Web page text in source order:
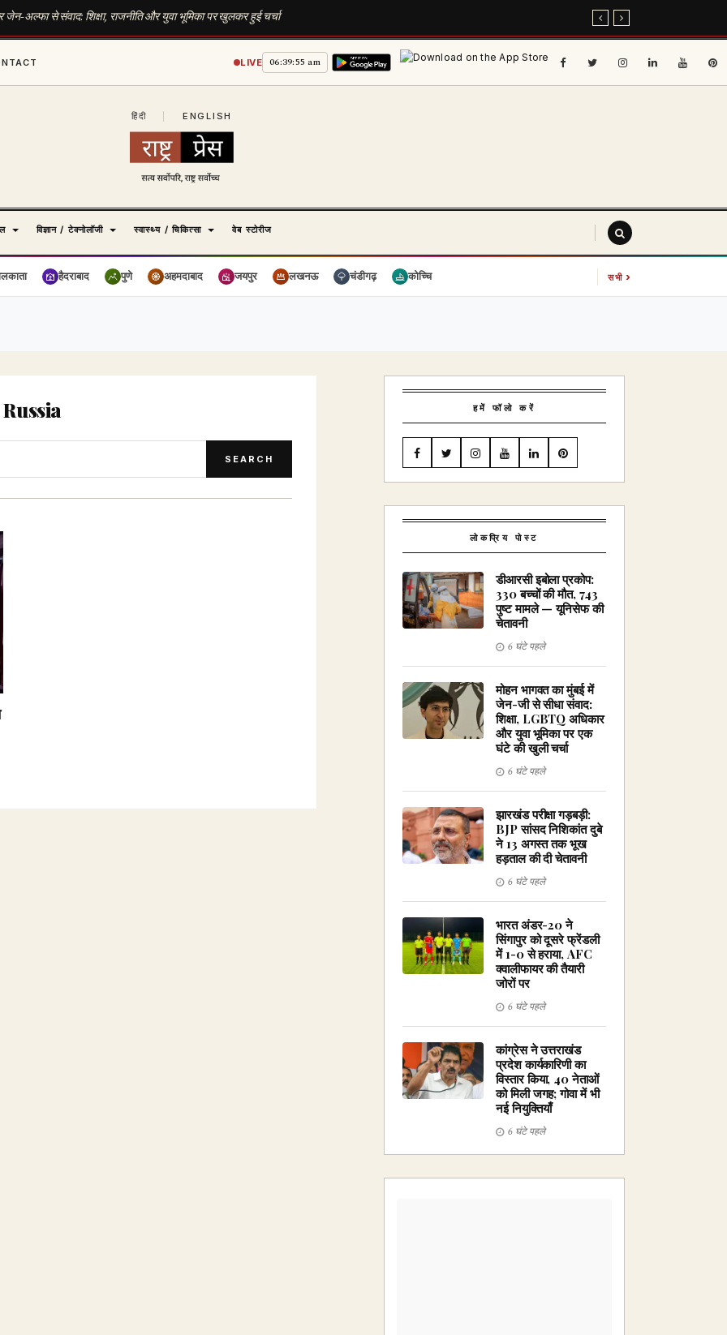
अल्फा से संवाद: शिक्षा, राजनीति और युवा भूमिका पर खुलकर हुई चर्चा
LIVE 06:39:55 am
हिंदी ENGLISH
विज्ञान / टेक्नोलॉजी स्वास्थ्य / चिकित्सा वेब स्टोरीज
हैदराबाद पुणे अहमदाबाद जयपुर लखनऊ चंडीगढ़ कोच्चि सभी›
SEARCH
हमें फॉलो करें
लोकप्रिय पोस्ट
डीआरसी इबोला प्रकोप:
330 बच्चों की मौत, 743
पुष्ट मामले — यूनिसेफ की
चेतावनी
6 घंटे पहले
मोहन भागवत का मुंबई में
जेन-जी से सीधा संवाद:
शिक्षा, LGBTQ अधिकार
और युवा भूमिका पर एक
घंटे की खुली चर्चा
6 घंटे पहले
झारखंड परीक्षा गड़बड़ी:
BJP सांसद निशिकांत दुबे
ने 13 अगस्त तक भूख
हड़ताल की दी चेतावनी
6 घंटे पहले
भारत अंडर-20 ने
सिंगापुर को दूसरे फ्रेंडली
में 1-0 से हराया, AFC
क्वालीफायर की तैयारी
जोरों पर
6 घंटे पहले
कांग्रेस ने उत्तराखंड
प्रदेश कार्यकारिणी का
विस्तार किया, 40 नेताओं
को मिली जगह; गोवा में भी
नई नियुक्तियाँ
6 घंटे पहले